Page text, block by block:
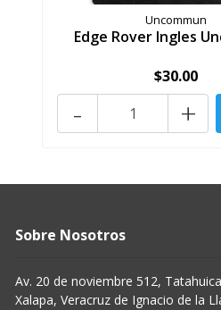
Uncommun
Edge Rover Ingles
$30.00
+
-
Sobre Nosotros
Av. 20 de noviembre 512,
Xalapa, Veracruz de Ignacio de la